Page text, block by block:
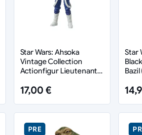
Star Wars: Ahsoka
Vintage Collection
Actionfigur Lieutenant
17,00 €
Star
PRE